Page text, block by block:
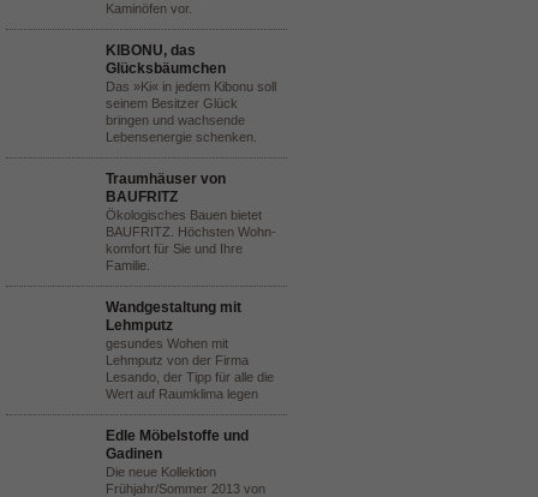
Kaminöfen vor.
KIBONU, das
Glücksbäumchen
Das »Ki« in jedem Kibonu soll
seinem Besitzer Glück
bringen und wachsende
Lebensenergie schenken.
Traumhäuser von
BAUFRITZ
Ökologisches Bauen bietet
BAUFRITZ. Höchsten Wohn-
komfort für Sie und Ihre
Familie.
Wandgestaltung mit
Lehmputz
gesundes Wohen mit
Lehmputz von der Firma
Lesando, der Tipp für alle die
Wert auf Raumklima legen
Edle Möbelstoffe und
Gadinen
Die neue Kollektion
Frühjahr/Sommer 2013 von